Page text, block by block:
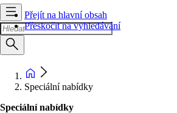
Přejít na hlavní obsah
Přeskočit na vyhledávání
Speciální nabídky
Speciální nabídky